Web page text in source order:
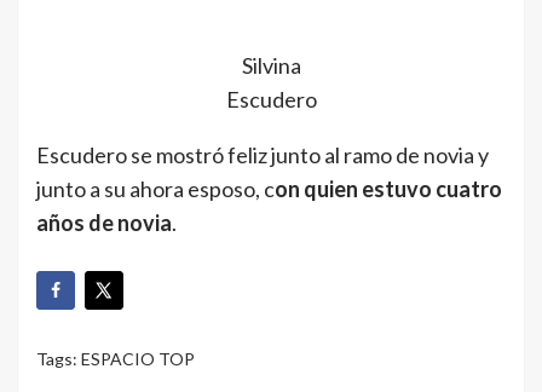
Silvina
Escudero
Escudero se mostró feliz junto al ramo de novia y
junto a su ahora esposo, con quien estuvo cuatro
años de novia.
Tags: ESPACIO TOP